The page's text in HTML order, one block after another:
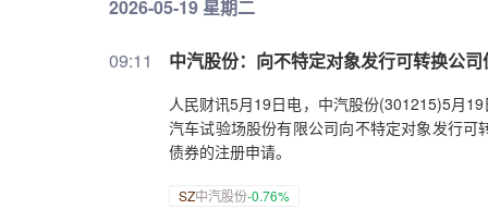
2026-05-19 星期二
09:11 中汽股份：向不特定对象发行可转换公
人民财讯5月19日电，中汽股份(301215)5月
汽车试验场股份有限公司向不特定对象发行
债券的注册申请。
SZ中汽股份-0.76%